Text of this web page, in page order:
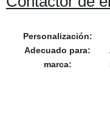
Personalización:
Adecuado para:
marca: